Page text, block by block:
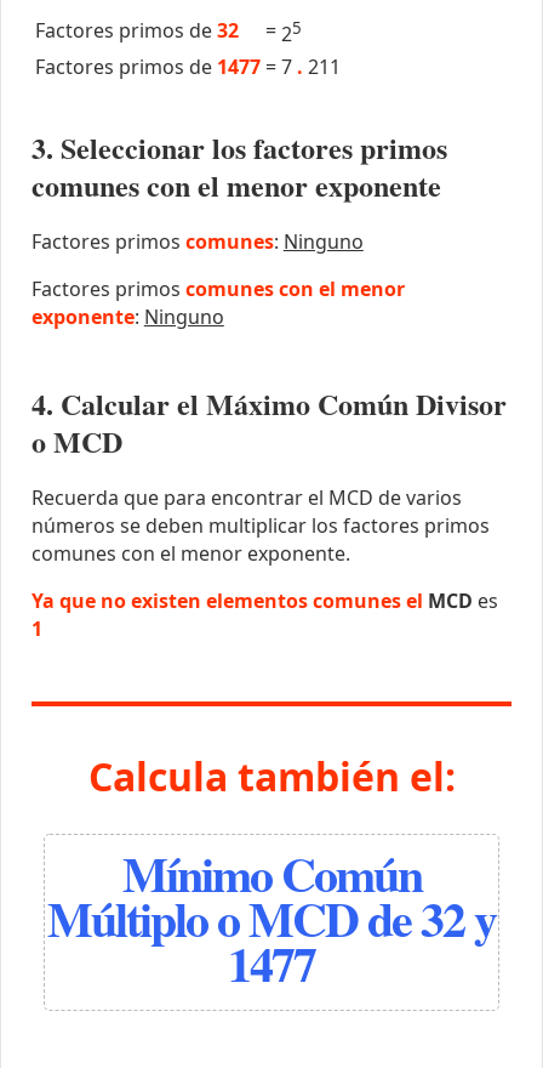
Factores primos de32 =25
Factores primos de 1477 =7 . 211
3. Seleccionar los factores primos
comunes con el menor exponente
Factores primos comunes: Ninguno
Factores primos comunes con el menor
exponente: Ninguno
4. Calcular el Máximo Común Divisor
o MCD
Recuerda que para encontrar el MCD de varios
números se deben multiplicar los factores primos
comunes con el menor exponente.
Ya que no existen elementos comunes el MCD es
1
Calcula también el:
Mínimo Común
Múltiplo o MCD de 32 y
1477